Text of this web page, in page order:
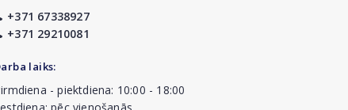
+371 67338927
+371 29210081
laiks:
- piektdiena: 10:00 - 18:00